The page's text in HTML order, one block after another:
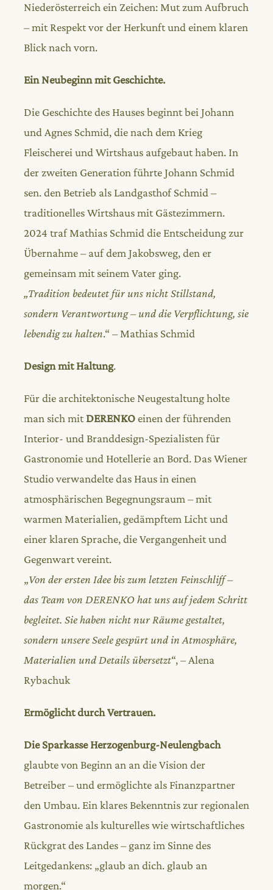
Niederösterreich ein Zeichen: Mut zum Aufbruch
– mit Respekt vor der Herkunft und einem klaren
Blick nach vorn.
Ein Neubeginn mit Geschichte.
Die Geschichte des Hauses beginnt bei Johann
und Agnes Schmid, die nach dem Krieg
Fleischerei und Wirtshaus aufgebaut haben. In
der zweiten Generation führte Johann Schmid
sen. den Betrieb als Landgasthof Schmid –
traditionelles Wirtshaus mit Gästezimmern.
2024 traf Mathias Schmid die Entscheidung zur
Übernahme – auf dem Jakobsweg, den er
gemeinsam mit seinem Vater ging.
„Tradition bedeutet für uns nicht Stillstand,
sondern Verantwortung – und die Verpflichtung, sie
lebendig zu halten.“ – Mathias Schmid
Design mit Haltung.
Für die architektonische Neugestaltung holte
man sich mitDERENKOeinen der führenden
Interior- und Branddesign-Spezialisten für
Gastronomie und Hotellerie an Bord. Das Wiener
Studio verwandelte das Haus in einen
atmosphärischen Begegnungsraum – mit
warmen Materialien, gedämpftem Licht und
einer klaren Sprache, die Vergangenheit und
Gegenwart vereint.
„Von der ersten Idee bis zum letzten Feinschliff –
das Team von DERENKO hat uns auf jedem Schritt
begleitet. Sie haben nicht nur Räume gestaltet,
sondern unsere Seele gespürt und in Atmosphäre,
Materialien und Details übersetzt“, – Alena
Rybachuk
Ermöglicht durch Vertrauen.
Die Sparkasse Herzogenburg-Neulengbach
glaubte von Beginn an an die Vision der
Betreiber – und ermöglichte als Finanzpartner
den Umbau. Ein klares Bekenntnis zur regionalen
Gastronomie als kulturelles wie wirtschaftliches
Rückgrat des Landes – ganz im Sinne des
Leitgedankens: „glaub an dich. glaub an
morgen.“